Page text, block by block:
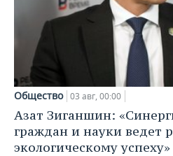
Общество 03 авг, 00:00
Азат Зиганшин:
граждан и науки ведет
экологическому успеху»